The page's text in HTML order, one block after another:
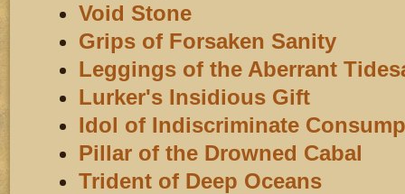
Void Stone
Grips of Forsaken Sanity
Leggings of the Aberrant
Lurker's Insidious Gift
Idol of Indiscriminate
Pillar of the Drowned Cabal
Trident of Deep Oceans